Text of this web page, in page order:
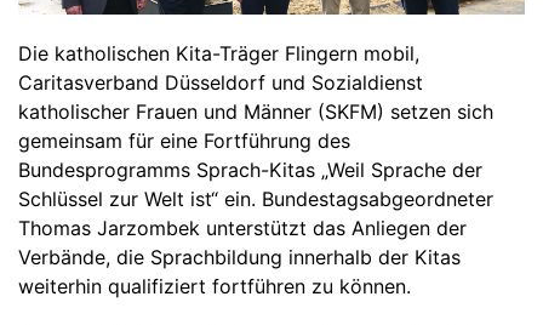
Die katholischen Kita-Träger Flingern mobil,
Caritasverband Düsseldorf und Sozialdienst
katholischer Frauen und Männer (SKFM) setzen sich
gemeinsam für eine Fortführung des
Bundesprogramms Sprach-Kitas „Weil Sprache der
Schlüssel zur Welt ist“ ein. Bundestagsabgeordneter
Thomas Jarzombek unterstützt das Anliegen der
Verbände, die Sprachbildung innerhalb der Kitas
weiterhin qualifiziert fortführen zu können.